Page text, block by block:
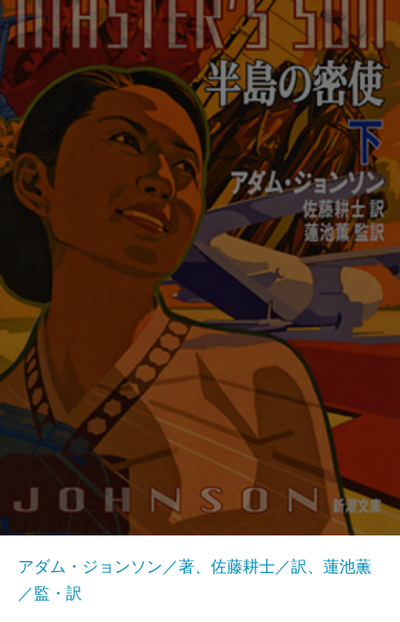
アダム・ジョンソン／著、佐藤耕士／訳、蓮池薫
／監・訳